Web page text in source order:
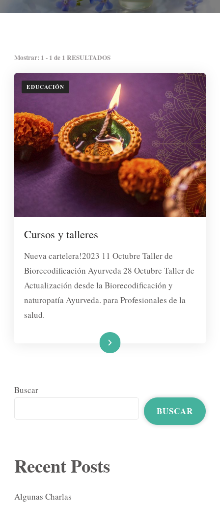
Mostrar: 1 - 1 de 1 RESULTADOS
EDUCACIÓN
Cursos y talleres
Nueva cartelera!2023 11 Octubre Taller de
Biorecodificación Ayurveda 28 Octubre Taller de
Actualización desde la Biorecodificación y
naturopatía Ayurveda. para Profesionales de la
salud.
Leer más
Buscar
BUSCAR
Recent Posts
Algunas Charlas